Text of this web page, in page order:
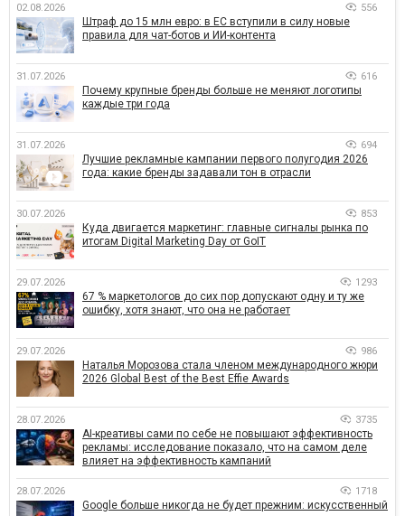
02.08.2026 556
Штраф до 15 млн евро: в ЕС вступили в силу новые
правила для чат-ботов и ИИ-контента
31.07.2026 616
Почему крупные бренды больше не меняют логотипы
каждые три года
31.07.2026 694
Лучшие рекламные кампании первого полугодия 2026
года: какие бренды задавали тон в отрасли
30.07.2026 853
Куда двигается маркетинг: главные сигналы рынка по
итогам Digital Marketing Day от GoIT
29.07.2026 1293
67 % маркетологов до сих пор допускают одну и ту же
ошибку, хотя знают, что она не работает
29.07.2026 986
Наталья Морозова стала членом международного жюри
2026 Global Best of the Best Effie Awards
28.07.2026 3735
AI-креативы сами по себе не повышают эффективность
рекламы: исследование показало, что на самом деле
влияет на эффективность кампаний
28.07.2026 1718
Google больше никогда не будет прежним: искусственный